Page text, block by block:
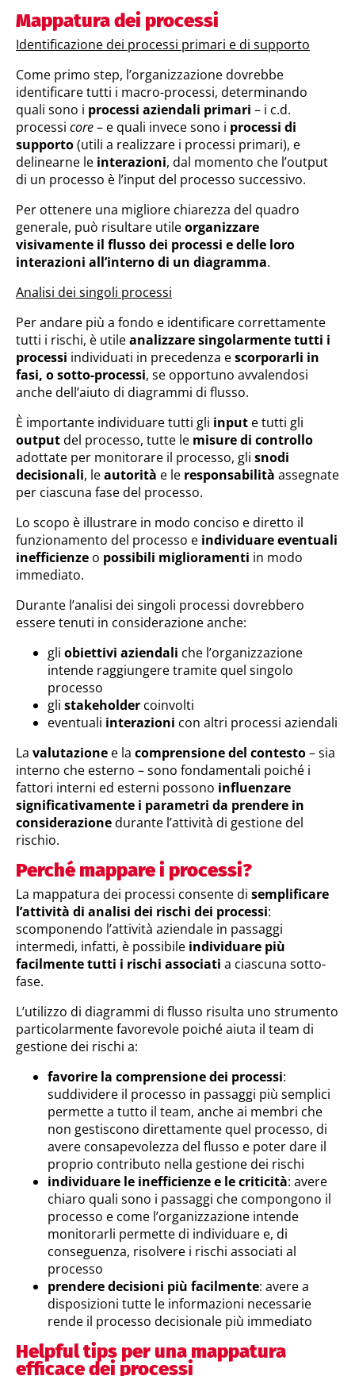
Mappatura dei processi
Identificazione dei processi primari e di supporto
Come primo step, l’organizzazione dovrebbe
identificare tutti i macro-processi, determinando
quali sono i processi aziendali primari – i c.d.
processi core– e quali invece sono i processi di
supporto(utili a realizzare i processi primari), e
delinearne le interazioni, dal momento che l’output
di un processo è l’input del processo successivo.
Per ottenere una migliore chiarezza del quadro
generale, può risultare utileorganizzare
visivamente il flusso dei processi e delle loro
interazioni all’interno di un diagramma.
Analisi dei singoli processi
Per andare più a fondo e identificare correttamente
tutti i rischi, è utileanalizzare singolarmente tutti i
processi individuati in precedenza escorporarli in
fasi, o sotto-processi, se opportuno avvalendosi
anche dell’aiuto di diagrammi di flusso.
È importante individuare tutti gli input e tutti gli
outputdel processo, tutte le misure di controllo
adottate per monitorare il processo, gli snodi
decisionali, leautorità e le responsabilità assegnate
per ciascuna fase del processo.
Lo scopo è illustrare in modo conciso e diretto il
funzionamento del processo e individuare eventuali
inefficienze o possibili miglioramenti in modo
immediato.
Durante l’analisi dei singoli processi dovrebbero
essere tenuti in considerazione anche:
gli obiettivi aziendali che l’organizzazione
intende raggiungere tramite quel singolo
processo
gli stakeholder coinvolti
eventuali interazioni con altri processi aziendali
La valutazione e la comprensione del contesto– sia
interno che esterno – sono fondamentali poiché i
fattori interni ed esterni possono influenzare
significativamente i parametri da prendere in
considerazionedurante l’attività di gestione del
rischio.
Perché mappare i processi?
La mappatura dei processi consente di semplificare
l’attività di analisi dei rischi dei processi:
scomponendo l’attività aziendale in passaggi
intermedi, infatti, è possibile individuare più
facilmente tutti i rischi associati a ciascuna sotto-
fase.
L’utilizzo di diagrammi di flusso risulta uno strumento
particolarmente favorevole poiché aiuta il team di
gestione dei rischi a:
favorire la comprensione dei processi:
suddividere il processo in passaggi più semplici
permette a tutto il team, anche ai membri che
non gestiscono direttamente quel processo, di
avere consapevolezza del flusso e poter dare il
proprio contributo nella gestione dei rischi
individuare le inefficienze e le criticità: avere
chiaro quali sono i passaggi che compongono il
processo e come l’organizzazione intende
monitorarli permette di individuare e, di
conseguenza, risolvere i rischi associati al
processo
prendere decisioni più facilmente: avere a
disposizioni tutte le informazioni necessarie
rende il processo decisionale più immediato
Helpful tips per una mappatura
efficace dei processi